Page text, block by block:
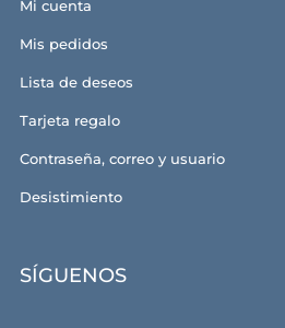
Mi cuenta
Mis pedidos
Lista de deseos
Tarjeta regalo
Contraseña, correo y usuario
Desistimiento
SÍGUENOS